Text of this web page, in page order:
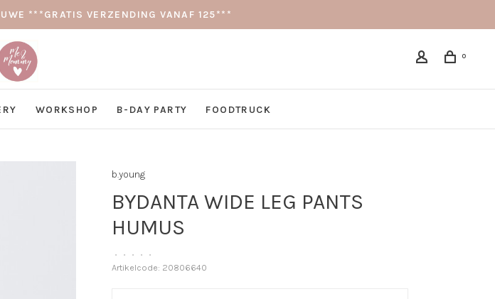
***GRATIS VERZENDING VANAF 125***
0
WORKSHOP B-DAY PARTY FOODTRUCK
b.young
BYDANTA WIDE LEG PANTS
HUMUS
• • • •
•
Artikelcode: 20806640